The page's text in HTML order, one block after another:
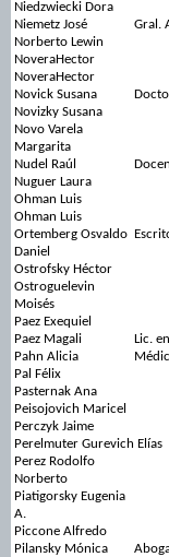
Niedzwiecki Dora
Niemetz José
Gral.
Norberto Lewin
NoveraHector
NoveraHector
Novick Susana
Novizky Susana
Novo Varela
Margarita
Nudel Raúl
Nuguer Laura
Ohman Luis
Ohman Luis
Ortemberg Osvaldo
Daniel
Ostrofsky Héctor
Ostroguelevin
Moisés
Paez Exequiel
Paez Magali
Lic.
Pahn Alicia
Pal Félix
Pasternak Ana
Peisojovich Maricel
Perczyk Jaime
Perelmuter Gurevich Elías
Perez Rodolfo
Norberto
Piatigorsky Eugenia
A.
Piccone Alfredo
Pilansky Mónica